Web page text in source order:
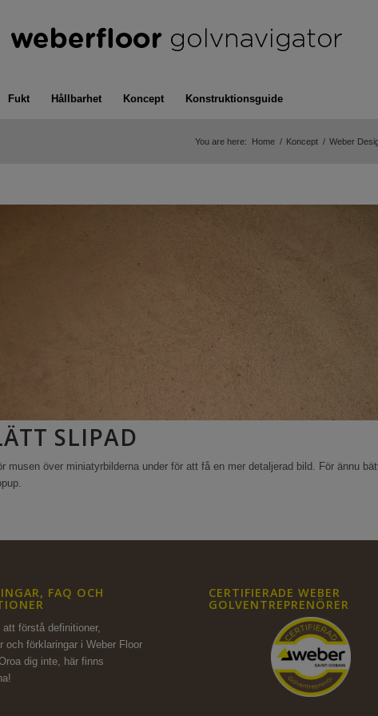
Fukt Hållbarhet Koncept Konstruktionsguide
You are here: Home / Koncept / Weber
SLIPAD
musen över miniatyrbilderna under för att få en mer detaljerad bild. För ännu
FAQ OCH
att förstå definitioner,
och förklaringar i Weber Floor
dig inte, här finns
CERTIFIERADE WEBER
GOLVENTREPRENÖRER